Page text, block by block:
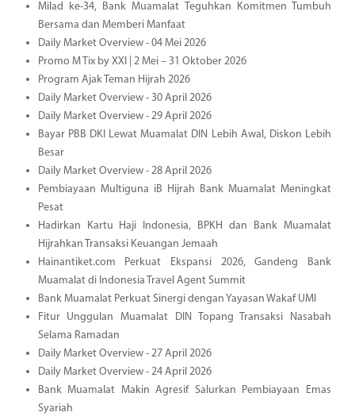
Milad ke-34, Bank Muamalat Teguhkan Komitmen Tumbuh
Bersama dan Memberi Manfaat
Daily Market Overview - 04 Mei 2026
Promo M Tix by XXI | 2 Mei – 31 Oktober 2026
Program Ajak Teman Hijrah 2026
Daily Market Overview - 30 April 2026
Daily Market Overview - 29 April 2026
Bayar PBB DKI Lewat Muamalat DIN Lebih Awal, Diskon Lebih
Besar
Daily Market Overview - 28 April 2026
Pembiayaan Multiguna iB Hijrah Bank Muamalat Meningkat
Pesat
Hadirkan Kartu Haji Indonesia, BPKH dan Bank Muamalat
Hijrahkan Transaksi Keuangan Jemaah
Hainantiket.com Perkuat Ekspansi 2026, Gandeng Bank
Muamalat di Indonesia Travel Agent Summit
Bank Muamalat Perkuat Sinergi dengan Yayasan Wakaf UMI
Fitur Unggulan Muamalat DIN Topang Transaksi Nasabah
Selama Ramadan
Daily Market Overview - 27 April 2026
Daily Market Overview - 24 April 2026
Bank Muamalat Makin Agresif Salurkan Pembiayaan Emas
Syariah